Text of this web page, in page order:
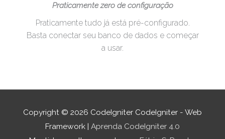
Praticamente zero de configuração
Praticamente tudo já está pré-configurado.
Basta conectar seu banco de dados e começar
a usar.
Copyright © 2026 CodeIgniter CodeIgniter - Web
Framework | Aprenda CodeIgniter 4.0